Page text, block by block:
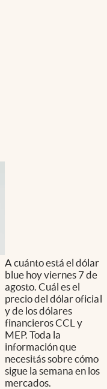
A cuánto está el dólar
blue hoy viernes 7 de
agosto. Cuál es el
precio del dólar oficial
y de los dólares
financieros CCL y
MEP. Toda la
información que
necesitás sobre cómo
sigue la semana en los
mercados.